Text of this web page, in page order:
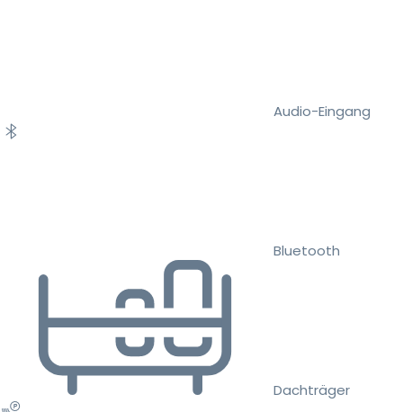
Audio-Eingang
Bluetooth
Dachträger